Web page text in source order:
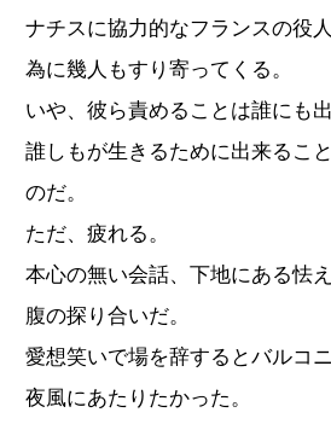
ナチスに協力的なフランスの役
為に幾人もすり寄ってくる。
いや、彼ら責めることは誰にも出
誰しもが生きるために出来るこ
のだ。
ただ、疲れる。
本心の無い会話、下地にある怯え
腹の探り合いだ。
愛想笑いで場を辞するとバルコニ
夜風にあたりたかった。